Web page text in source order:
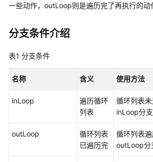
租
管
理
指
一些动作，outLoop则是遍历完了再执行的动
分支条件介绍
表1 分支条件
名称 含义 使用方法
inLoop
遍历循环
列表
循环列表
inLoop分支
outLoop
循环列表
已遍历完
循环列表
outLoop分